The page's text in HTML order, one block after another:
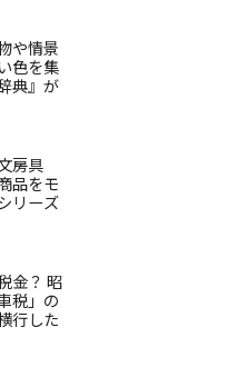
や情景
色を集
典』が
房具
品をモ
リーズ
金？ 昭
税」の
行した